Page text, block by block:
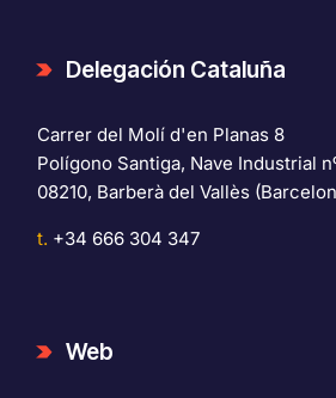
Delegación Cataluña
Carrer del Molí d'en Planas 8
Polígono Santiga, Nave Industrial
08210, Barberà del Vallès
t. +34 666 304 347
Web